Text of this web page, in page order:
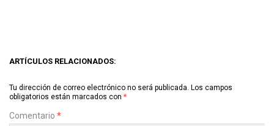
ARTÍCULOS RELACIONADOS:
Tu dirección de correo electrónico no será publicada. Los campos
obligatorios están marcados con *
Comentario *